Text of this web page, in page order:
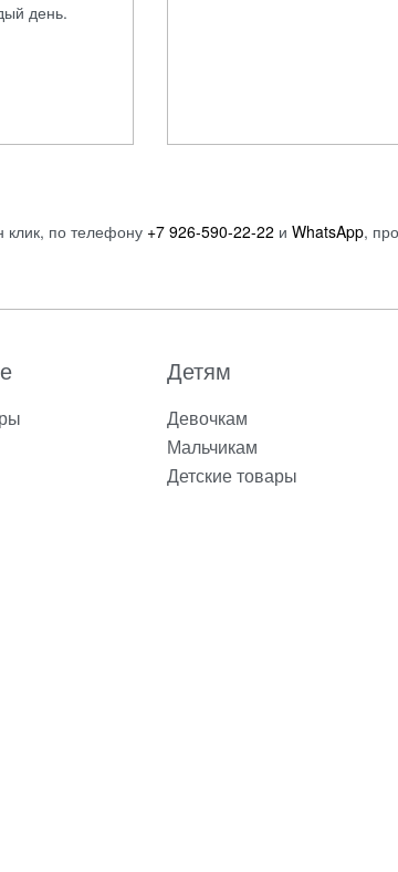
день.
клик, по телефону +7 926-590-22-22 и WhatsApp,
Детям
Девочкам
Мальчикам
Детские товары